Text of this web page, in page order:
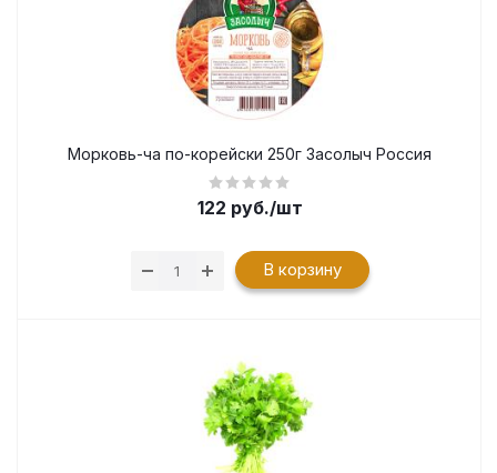
Морковь-ча по-корейски 250г Засолыч Россия
122 руб./шт
В корзину